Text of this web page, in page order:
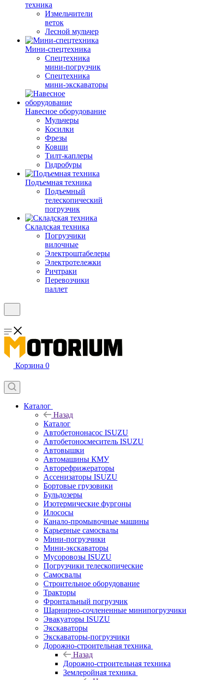
техника
Измельчители
веток
Лесной мульчер
Мини-спецтехника
Спецтехника
мини-погрузчик
Спецтехника
мини-экскаваторы
Навесное оборудование
Мульчеры
Косилки
Фрезы
Ковши
Тилт-каплеры
Гидробуры
Подъемная техника
Подъемный
телескопический
погрузчик
Складская техника
Погрузчики
вилочные
Электроштабелеры
Электротележки
Ричтраки
Перевозчики
паллет
Корзина 0
Каталог
Назад
Каталог
Автобетононасос ISUZU
Автобетоносмеситель ISUZU
Автовышки
Автомашины КМУ
Авторефрижераторы
Ассенизаторы ISUZU
Бортовые грузовики
Бульдозеры
Изотермические фургоны
Илососы
Канало-промывочные машины
Карьерные самосвалы
Мини-погрузчики
Мини-экскаваторы
Мусоровозы ISUZU
Погрузчики телескопические
Самосвалы
Строительное оборудование
Тракторы
Фронтальный погрузчик
Шарнирно-сочлененные минипогрузчики
Эвакуаторы ISUZU
Экскаваторы
Экскаваторы-погрузчики
Дорожно-строительная техника
Назад
Дорожно-строительная техника
Землеройная техника